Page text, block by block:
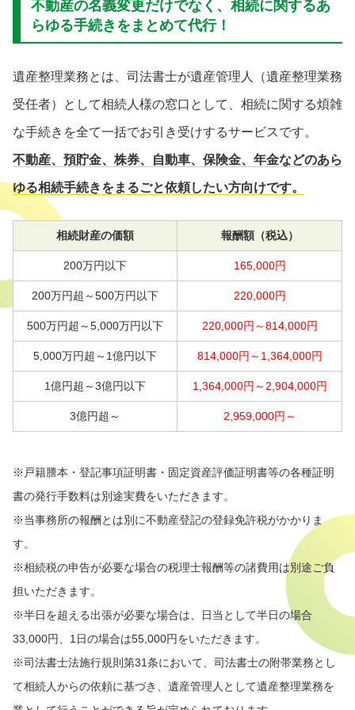
不動産の名義変更だけでなく、相続に関するあ
らゆる手続きをまとめて代行！
遺産整理業務とは、司法書士が遺産管理人（遺産整理業務
受任者）として相続人様の窓口として、相続に関する煩雑
な手続きを全て一括でお引き受けするサービスです。
不動産、預貯金、株券、自動車、保険金、年金などのあら
ゆる相続手続きをまるごと依頼したい方向けです。
相続財産の価額 報酬額（税込）
200万円以下 165,000円
200万円超～500万円以下 220,000円
500万円超～5,000万円以下 220,000円～814,000円
5,000万円超～1億円以下 814,000円～1,364,000円
1億円超～3億円以下 1,364,000円～2,904,000円
3億円超～ 2,959,000円～
※戸籍謄本・登記事項証明書・固定資産評価証明書等の各種証明
書の発行手数料は別途実費をいただきます。
※当事務所の報酬とは別に不動産登記の登録免許税がかかりま
す。
※相続税の申告が必要な場合の税理士報酬等の諸費用は別途ご負
担いただきます。
※半日を超える出張が必要な場合は、日当として半日の場合
33,000円、1日の場合は55,000円をいただきます。
※司法書士法施行規則第31条において、司法書士の附帯業務とし
て相続人からの依頼に基づき、遺産管理人として遺産整理業務を